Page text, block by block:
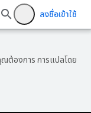
ลงชื่อเข้าใช้
ณต้องการ การแปลโดย